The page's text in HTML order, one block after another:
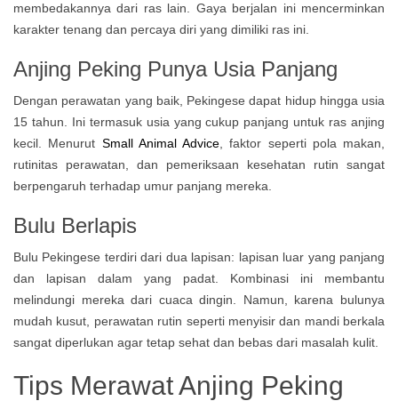
membedakannya dari ras lain. Gaya berjalan ini mencerminkan
karakter tenang dan percaya diri yang dimiliki ras ini.
Anjing Peking Punya Usia Panjang
Dengan perawatan yang baik, Pekingese dapat hidup hingga usia
15 tahun. Ini termasuk usia yang cukup panjang untuk ras anjing
kecil. Menurut Small Animal Advice , faktor seperti pola makan,
rutinitas perawatan, dan pemeriksaan kesehatan rutin sangat
berpengaruh terhadap umur panjang mereka.
Bulu Berlapis
Bulu Pekingese terdiri dari dua lapisan: lapisan luar yang panjang
dan lapisan dalam yang padat. Kombinasi ini membantu
melindungi mereka dari cuaca dingin. Namun, karena bulunya
mudah kusut, perawatan rutin seperti menyisir dan mandi berkala
sangat diperlukan agar tetap sehat dan bebas dari masalah kulit.
Tips Merawat Anjing Peking